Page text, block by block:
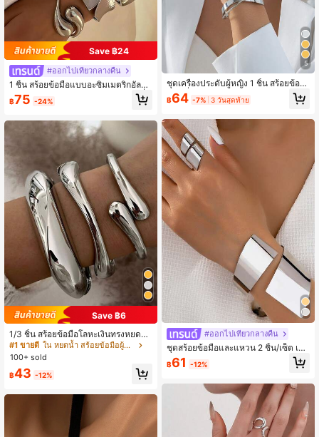
Save ฿24
#ออกไปเที่ยวกลางคืน
1 ชิ้น สร้อยข้อมือแบบอะซิมเมตริกอัลไม
นิมอลเบสิกดีไซน์สำหรับผู้หญิง กำไลที่มี
รูปแบบหยดน้ำทรงค้อม หัวเข็มขัดเปิด-
สวมใส่ประจำวัน พื้นผิวได้รับการขัดมัน
฿75 -24%
Save ฿6
1/3 ชิ้น สร้อยข้อมือโลหะเงินทรงหยดน้ำ
แบบอสมมาตรสไตล์พังก์วินเทจมินิมอล,
เหมาะสำหรับผู้หญิง, วัสดุโลหะผสมสังก
ะสีผิวเรียบหนาสำหรับงานหนัก
#1 ขายดี
ใน หยดน้ำ สร้อยข้อมือผู้หญิง
100+ sold
฿43 -12%
5
ชุดเครื่องประดับผู้หญิง 1 ชิ้น สร้อยข้อมื
อแฟชั่นมินิมอลลายเส้นสีเงินแบบสองเส้
น & 1 ชิ้น แหวนผู้หญิง สำหรับใส่ประจำ
฿64 -7% 3 วันสุดท้าย
#ออกไปเที่ยวกลางคืน
ชุดสร้อยข้อมือและแหวน 2 ชิ้น/เซ็ต เรข
าคณิตอสมมาตรสีเงินเมทัลลิค, อุปกรณ์
เสริมแฟชั่นหรูหรา วินเทจสง่างาม เหม
และสวมใส่ประจำวัน
฿61 -12%